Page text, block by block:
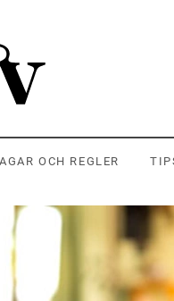
OCH REGLER